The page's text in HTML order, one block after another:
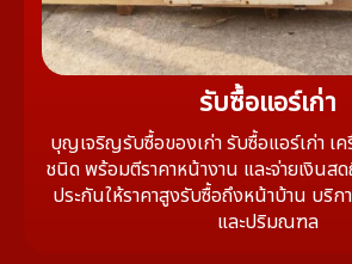
รับซื้อแอร์เก่า
บุญเจริญรับซื้อของเก่า รับซื้อแอร์เก่า เค
ชนิด พร้อมตีราคาหน้างาน และจ่ายเงิน
ประกันให้ราคาสูงรับซื้อถึงหน้าบ้าน บริ
และปริมณฑล